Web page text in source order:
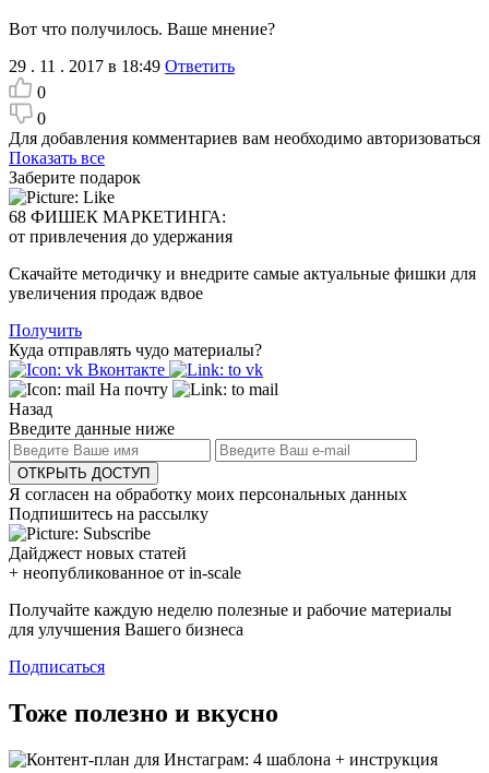
Вот что получилось. Ваше мнение?
29 . 11 . 2017 в 18:49 Ответить
0
0
Для добавления комментариев вам необходимо авторизоваться
Показать все
Заберите подарок
68 ФИШЕК МАРКЕТИНГА:
от привлечения до удержания
Скачайте методичку и внедрите самые актуальные фишки для
увеличения продаж вдвое
Получить
Куда отправлять чудо материалы?
Вконтакте
На почту
Назад
Введите данные ниже
ОТКРЫТЬ ДОСТУП
Я согласен на обработку моих персональных данных
Подпишитесь на рассылку
Дайджест новых статей
+ неопубликованное от in-scale
Получайте каждую неделю полезные и рабочие материалы
для улучшения Вашего бизнеса
Подписаться
Тоже полезно и вкусно